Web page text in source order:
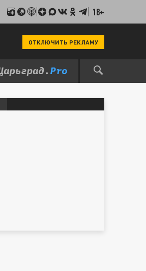
18+
ОТКЛЮЧИТЬ РЕКЛАМУ